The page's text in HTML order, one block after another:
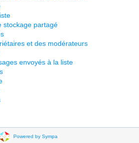
stockage partagé
et des modérateurs
envoyés à la liste
Powered by Sympa